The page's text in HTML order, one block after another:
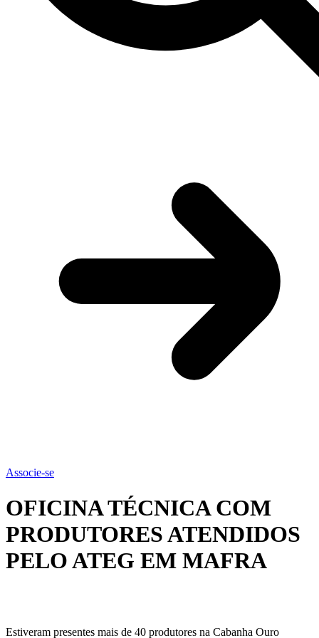
Associe-se
OFICINA TÉCNICA COM
PRODUTORES ATENDIDOS
PELO ATEG EM MAFRA
Estiveram presentes mais de 40 produtores na Cabanha Ouro